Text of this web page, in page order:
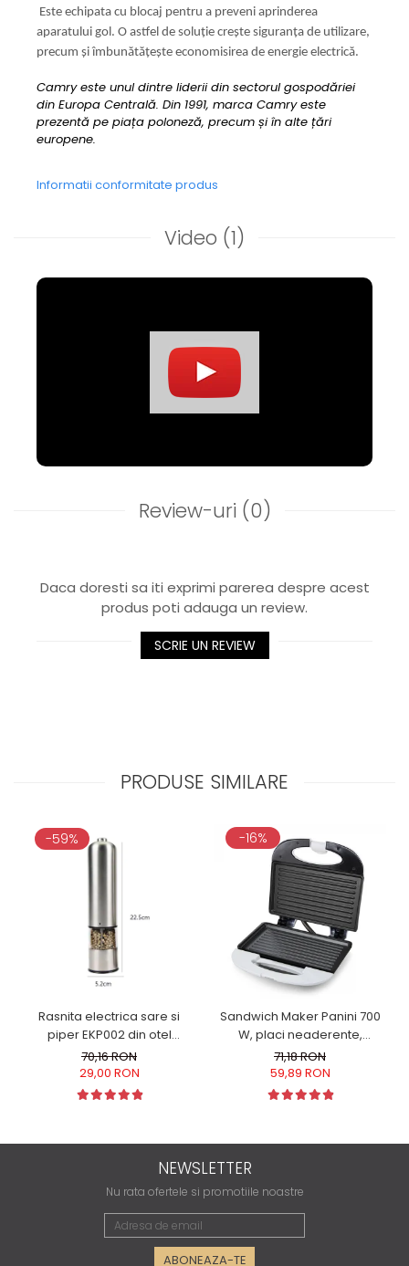
Este echipata cu blocaj pentru a preveni aprinderea
aparatului gol. O astfel de soluție crește siguranța de utilizare,
precum și îmbunătățește economisirea de energie electrică.
Camry este unul dintre liderii din sectorul gospodăriei
din Europa Centrală. Din 1991, marca Camry este
prezentă pe piața poloneză, precum și în alte țări
europene.
Informatii conformitate produs
Video (1)
Review-uri (0)
Daca doresti sa iti exprimi parerea despre acest
produs poti adauga un review.
SCRIE UN REVIEW
PRODUSE SIMILARE
-59%
Rasnita electrica sare si
piper EKP002 din otel
inoxidabil cu camere
depozitare transparente,
control finetea macinarii
70,16 RON
29,00 RON
-16%
Sandwich Maker Panini 700
W, placi neaderente,
indicator LED culoare alba
71,18 RON
59,89 RON
NEWSLETTER
Nu rata ofertele si promotiile noastre